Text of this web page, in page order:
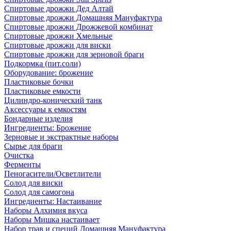
Спиртовые дрожжи Дед Алтай
Спиртовые дрожжи Домашняя Мануфактура
Спиртовые дрожжи Дрожжевой комбинат
Спиртовые дрожжи Хмельные
Спиртовые дрожжи для виски
Спиртовые дрожжи для зерновой браги
Подкормка (пит.соли)
Оборудование: брожение
Пластиковые бочки
Пластиковые емкости
Цилиндро-конический танк
Аксессуары к емкостям
Бондарные изделия
Ингредиенты: Брожение
Зерновые и экстрактные наборы
Сырье для браги
Очистка
Ферменты
Пеногасители/Осветлители
Солод для виски
Солод для самогона
Ингредиенты: Настаивание
Наборы Алхимия вкуса
Наборы Мишка настаивает
Набор трав и специй Домашняя Мануфактура